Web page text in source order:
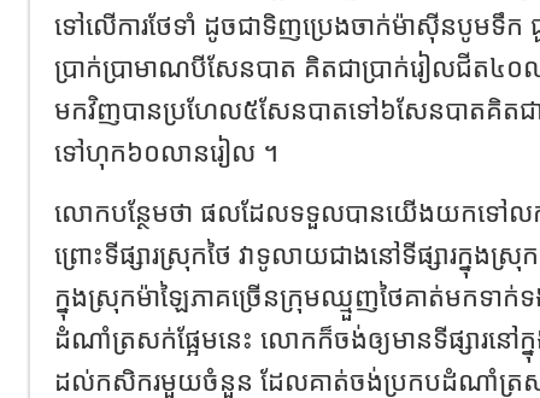
ទៅលើការថែទាំ ដូចជាទិញប្រេងចាក់ម៉ាស៊ីនបូមទឹក
ប្រាក់ប្រាមាណបីសែនបាត គិតជាប្រាក់រៀលជីត
មកវិញបានប្រហែល៥សែនបាតទៅ៦សែនបាតគិតជ
ទៅហុក៦០លានរៀល ។
លោកបន្ថែមថា ផលដែលទទួលបានយើងយកទៅលក់
ព្រោះទីផ្សារស្រុកថៃ វាទូលាយជាងនៅទីផ្សារក្នុងស្រុ
ក្នុងស្រុកម៉ាឡៃភាគច្រើនក្រុមឈ្មួញថៃគាត់មកទាក់
ដំណាំត្រសក់ផ្អែមនេះ លោកក៏ចង់ឲ្យមានទីផ្សារនៅ
ដល់កសិករមួយចំនួន ដែលគាត់ចង់ប្រកបដំណាំត្រសក់